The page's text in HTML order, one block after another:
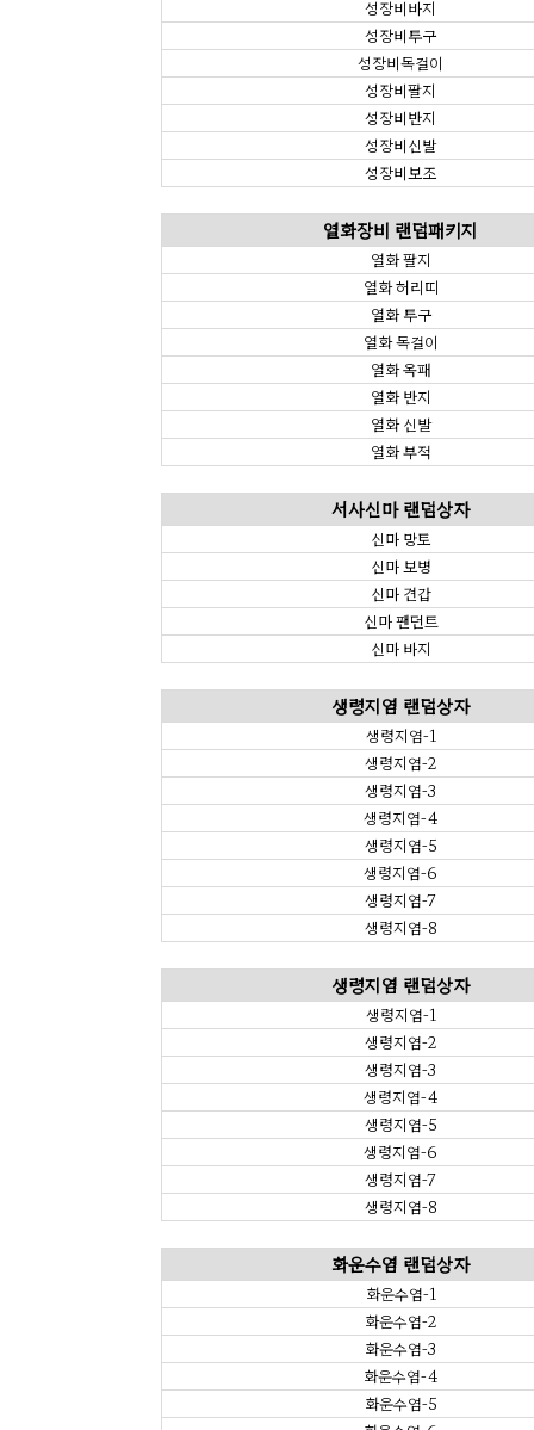
성장비바지
성장비투구
성장비목걸이
성장비팔지
성장비반지
성장비신발
성장비보조
열화장비 랜덤패키지
열화 팔지
열화 허리띠
열화 투구
열화 목걸이
열화 옥패
열화 반지
열화 신발
열화 부적
서사신마 랜덤상자
신마 망토
신마 보병
신마 견갑
신마 팬던트
신마 바지
생령지염 랜덤상자
생령지염-1
생령지염-2
생령지염-3
생령지염-4
생령지염-5
생령지염-6
생령지염-7
생령지염-8
생령지염 랜덤상자
생령지염-1
생령지염-2
생령지염-3
생령지염-4
생령지염-5
생령지염-6
생령지염-7
생령지염-8
화운수염 랜덤상자
화운수염-1
화운수염-2
화운수염-3
화운수염-4
화운수염-5